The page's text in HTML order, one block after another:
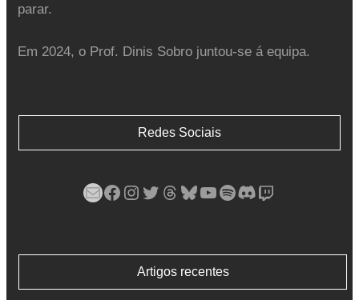
parar.
Em 2024, o Prof. Dinis Sobro juntou-se á equipa.
Redes Sociais
Mail Facebook Instagram Twitter Threads Bluesky YouTube Spotify Discord Twitch
Artigos recentes